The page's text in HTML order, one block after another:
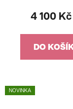
4 100 Kč
DO
NOVINKA